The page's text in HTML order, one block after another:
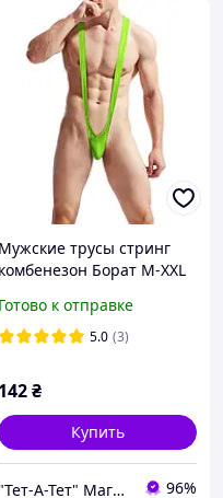
Мужские трусы стринг
комбенезон Борат M-ХXL
Готово к отправке
5.0 (3)
142₴
Купить
"Тет-А-Тет" Магазин белья и тайных желаний 96%